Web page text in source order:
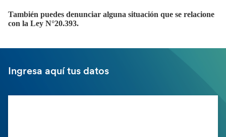
También puedes denunciar alguna situación que se relacione
con la Ley N°20.393.
Ingresa aquí tus datos